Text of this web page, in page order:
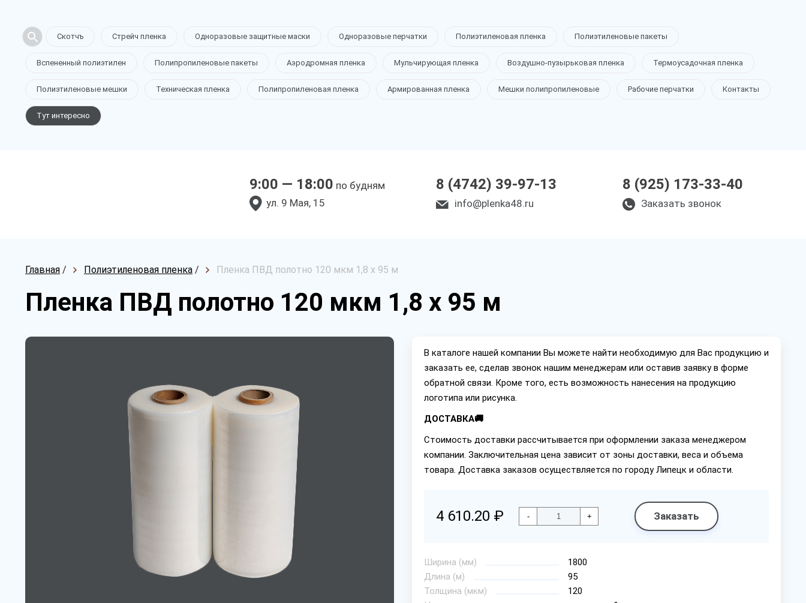
Скотчъ Стрейч пленка Одноразовые защитные маски Одноразовые перчатки Полиэтиленовая пленка Полиэтиленовые пакеты
Вспененный полиэтилен Полипропиленовые пакеты Аэродромная пленка Мульчирующая пленка Воздушно-пузырьковая пленка Термоусадочная пленка
Полиэтиленовые мешки Техническая пленка Полипропиленовая пленка Армированная пленка Мешки полипропиленовые Рабочие перчатки Контакты
Тут интересно
9:00 — 18:00 по будням
ул. 9 Мая, 15
8 (4742) 39-97-13
info@plenka48.ru
8 (925) 173-33-40
Заказать звонок
Главная / Полиэтиленовая пленка / Пленка ПВД полотно 120 мкм 1,8 х 95 м
Пленка ПВД полотно 120 мкм 1,8 х 95 м
В каталоге нашей компании Вы можете найти необходимую для Вас продукцию и
заказать ее, сделав звонок нашим менеджерам или оставив заявку в форме
обратной связи. Кроме того, есть возможность нанесения на продукцию
логотипа или рисунка.
ДОСТАВКА🚚
Стоимость доставки рассчитывается при оформлении заказа менеджером
компании. Заключительная цена зависит от зоны доставки, веса и объема
товара. Доставка заказов осуществляется по городу Липецк и области.
4 610.20 ₽ - + Заказать
Ширина (мм)
1800
Длина (м)
95
Толщина (мкм)
120